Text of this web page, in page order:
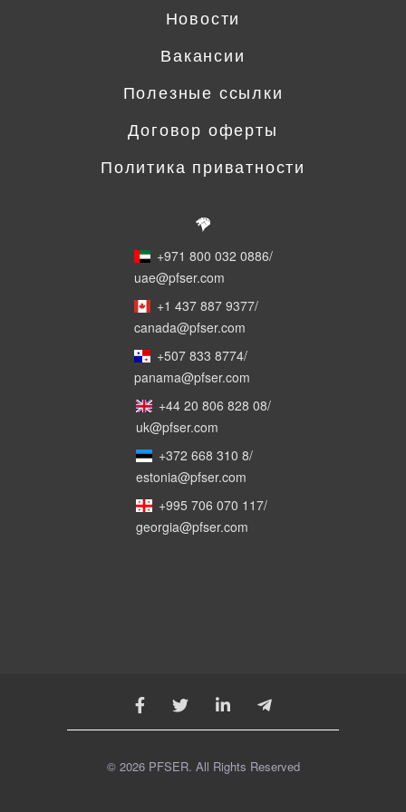
Новости
Вакансии
Полезные ссылки
Договор оферты
Политика приватности
+971 800 032 0886/
uae@pfser.com
+1 437 887 9377/
canada@pfser.com
+507 833 8774/
panama@pfser.com
+44 20 806 828 08/
uk@pfser.com
+372 668 310 8/
estonia@pfser.com
+995 706 070 117/
georgia@pfser.com
© 2026 PFSER. All Rights Reserved